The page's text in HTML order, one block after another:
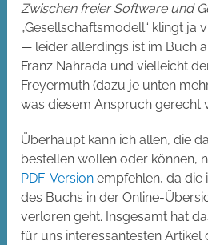
Zwischen freier Software und
„Gesellschaftsmodell“ klingt ja
— leider allerdings ist im Buch
Franz Nahrada und vielleicht
Freyermuth (dazu je unten
was diesem Anspruch gerecht
Überhaupt kann ich allen, die
bestellen wollen oder können,
PDF-Version empfehlen, da die
des Buchs in der Online-
verloren geht. Insgesamt hat
für uns interessantesten Artikel